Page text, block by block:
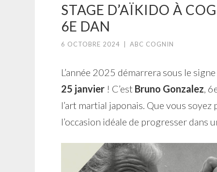
STAGE D’AÏKIDO À
6E DAN
6 OCTOBRE 2024 ABC COGNIN
L’année 2025 démarrera sous le
25 janvier ! C’est Bruno Gonzalez,
l’art martial japonais. Que vous
l’occasion idéale de progresser dans